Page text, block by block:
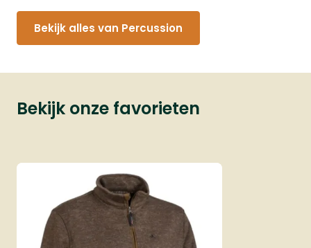
Bekijk alles van Percussion
Bekijk onze favorieten